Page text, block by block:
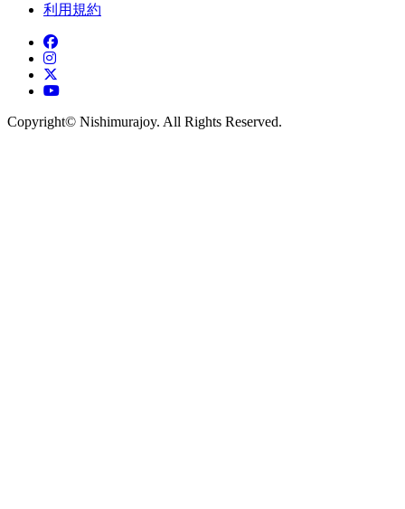
利用規約
Copyright©︎ Nishimurajoy. All Rights Reserved.